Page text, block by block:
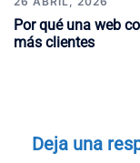
Por qué una web
más clientes
Deja una